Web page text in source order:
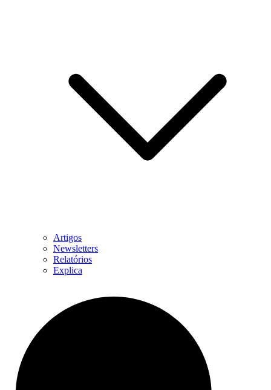
Artigos
Newsletters
Relatórios
Explica